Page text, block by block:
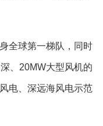
全球第一梯队，同时
、 20MW大型风机的
电、深远海风电示范